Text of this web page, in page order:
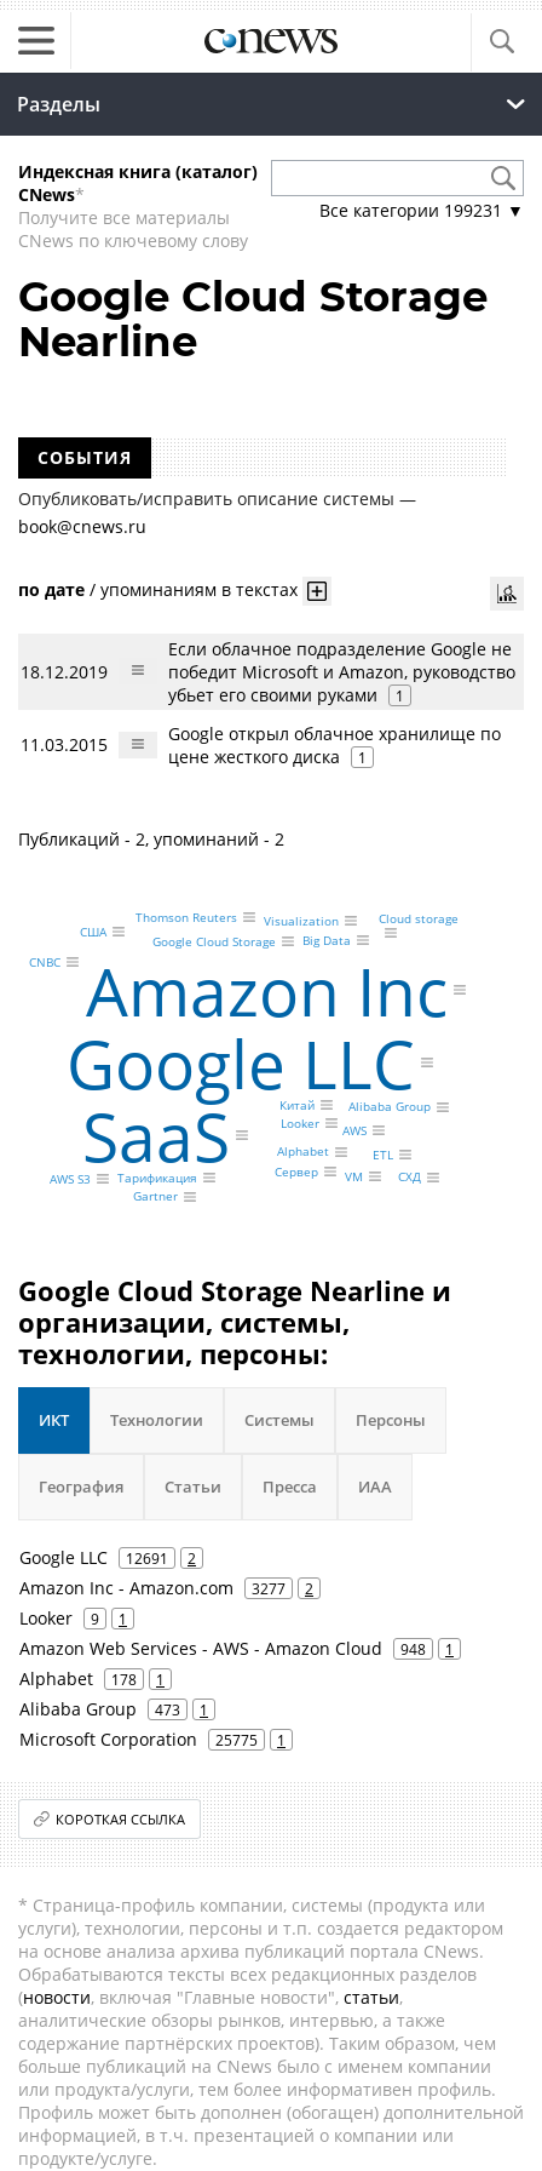
Разделы
Индексная книга (каталог)
CNews*
Получите все материалы
CNews по ключевому слову
Все категории 199231 ▼
Google Cloud Storage
Nearline
СОБЫТИЯ
Опубликовать/исправить описание системы —
book@cnews.ru
по дате / упоминаниям в текстах
18.12.2019
Если облачное подразделение Google не
победит Microsoft и Amazon, руководство
убьет его своими руками
1
11.03.2015
Google открыл облачное хранилище по
цене жесткого диска
1
Публикаций - 2, упоминаний - 2
Google LLC
Amazon Inc
SaaS
Looker
AWS
Alphabet
Alibaba Group
ETL
Сервер
VM
Cloud storage
СХД
Visualization
Big Data
Google Cloud Storage
AWS S3
Китай
США
Тарификация
Thomson Reuters
CNBC
Gartner
Google Cloud Storage Nearline и
организации, системы,
технологии, персоны:
ИКТ Технологии Системы Персоны
География Статьи Пресса ИАА
Google LLC 12691 2
Amazon Inc - Amazon.com 3277 2
Looker 9 1
Amazon Web Services - AWS - Amazon Cloud 948 1
Alphabet 178 1
Alibaba Group 473 1
Microsoft Corporation 25775 1
КОРОТКАЯ ССЫЛКА
* Страница-профиль компании, системы (продукта или
услуги), технологии, персоны и т.п. создается редактором
на основе анализа архива публикаций портала CNews.
Обрабатываются тексты всех редакционных разделов
(новости, включая "Главные новости", статьи,
аналитические обзоры рынков, интервью, а также
содержание партнёрских проектов). Таким образом, чем
больше публикаций на CNews было с именем компании
или продукта/услуги, тем более информативен профиль.
Профиль может быть дополнен (обогащен) дополнительной
информацией, в т.ч. презентацией о компании или
продукте/услуге.